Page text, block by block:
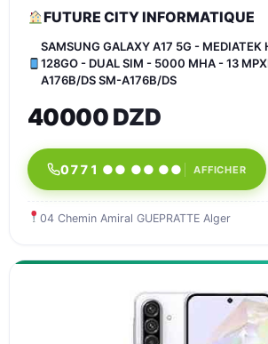
FUTURE CITY INFORMATIQUE
SAMSUNG GALAXY A17 5G - MEDIATEK
128GO - DUAL SIM - 5000 MHA - 13
A176B/DS SM-A176B/DS
40000 DZD
0771 ●● ●● ●● AFFICHER
04 Chemin Amiral GUEPRATTE Alger